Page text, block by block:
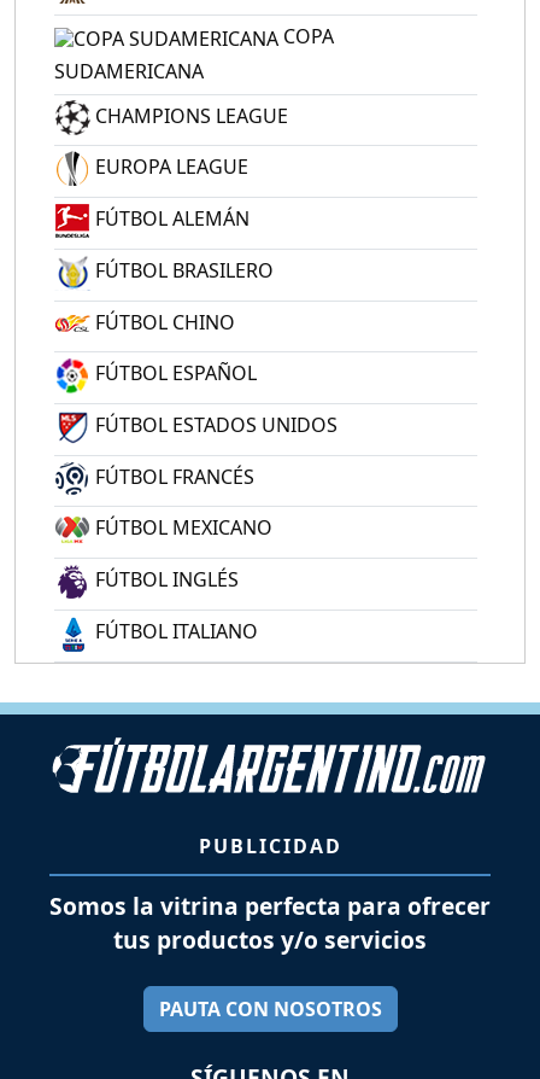
COPA
SUDAMERICANA
CHAMPIONS LEAGUE
EUROPA LEAGUE
FÚTBOL ALEMÁN
FÚTBOL BRASILERO
FÚTBOL CHINO
FÚTBOL ESPAÑOL
FÚTBOL ESTADOS UNIDOS
FÚTBOL FRANCÉS
FÚTBOL MEXICANO
FÚTBOL INGLÉS
FÚTBOL ITALIANO
PUBLICIDAD
Somos la vitrina perfecta para ofrecer
tus productos y/o servicios
PAUTA CON NOSOTROS